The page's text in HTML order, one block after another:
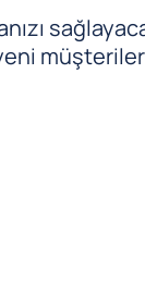
müşteriler